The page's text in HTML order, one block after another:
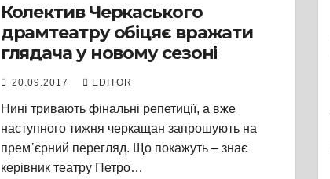
Колектив Черкаського
драмтеатру обіцяє вражати
глядача у новому сезоні
20.09.2017 EDITOR
Нині тривають фінальні репетиції, а вже
наступного тижня черкащан запрошують на
прем᾽єрний перегляд. Що покажуть – знає
керівник театру Петро…